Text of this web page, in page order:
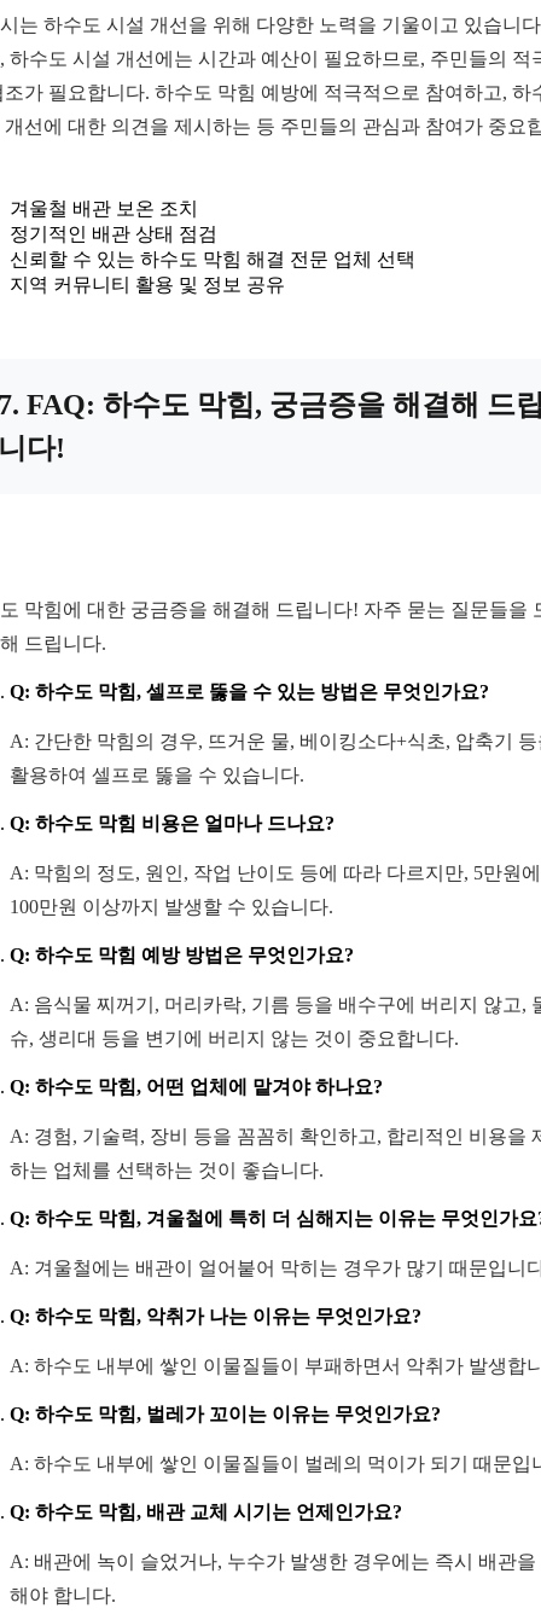
는 하수도 시설 개선을 위해 다양한 노력을 기울이고 있습니
하수도 시설 개선에는 시간과 예산이 필요하므로, 주민들의 적
조가 필요합니다. 하수도 막힘 예방에 적극적으로 참여하고, 하
개선에 대한 의견을 제시하는 등 주민들의 관심과 참여가 중요
겨울철 배관 보온 조치
정기적인 배관 상태 점검
신뢰할 수 있는 하수도 막힘 해결 전문 업체 선택
지역 커뮤니티 활용 및 정보 공유
FAQ: 하수도 막힘, 궁금증을 해결해 드
다!
막힘에 대한 궁금증을 해결해 드립니다! 자주 묻는 질문들을
드립니다.
Q: 하수도 막힘, 셀프로 뚫을 수 있는 방법은 무엇인가요?
A: 간단한 막힘의 경우, 뜨거운 물, 베이킹소다+식초, 압축기 등
활용하여 셀프로 뚫을 수 있습니다.
Q: 하수도 막힘 비용은 얼마나 드나요?
A: 막힘의 정도, 원인, 작업 난이도 등에 따라 다르지만, 5만원
100만원 이상까지 발생할 수 있습니다.
Q: 하수도 막힘 예방 방법은 무엇인가요?
A: 음식물 찌꺼기, 머리카락, 기름 등을 배수구에 버리지 않고,
슈, 생리대 등을 변기에 버리지 않는 것이 중요합니다.
Q: 하수도 막힘, 어떤 업체에 맡겨야 하나요?
A: 경험, 기술력, 장비 등을 꼼꼼히 확인하고, 합리적인 비용을
하는 업체를 선택하는 것이 좋습니다.
Q: 하수도 막힘, 겨울철에 특히 더 심해지는 이유는 무엇인가요
A: 겨울철에는 배관이 얼어붙어 막히는 경우가 많기 때문입니
Q: 하수도 막힘, 악취가 나는 이유는 무엇인가요?
A: 하수도 내부에 쌓인 이물질들이 부패하면서 악취가 발생합
Q: 하수도 막힘, 벌레가 꼬이는 이유는 무엇인가요?
A: 하수도 내부에 쌓인 이물질들이 벌레의 먹이가 되기 때문입
Q: 하수도 막힘, 배관 교체 시기는 언제인가요?
A: 배관에 녹이 슬었거나, 누수가 발생한 경우에는 즉시 배관을
해야 합니다.